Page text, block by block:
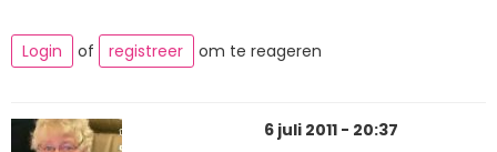
Login of registreer om te reageren
6 juli 2011 - 20:37